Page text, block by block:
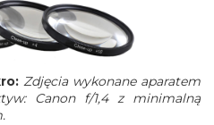
Zdjęcia wykonane aparatem
Canon f/1,4 z minimalną